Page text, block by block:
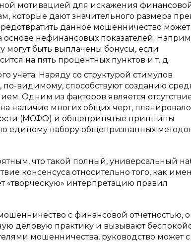
мотивацией для искажения
которые дают значительного размера
данное мошенничество может
основе нефинансовых показателей.
быть выплачены бонусы, если
на пять процентных пунктов и т. д.
учета. Наряду со структурой стимулов
по-видимому, способствуют созданию
Одним из факторов является
наличие многих общих черт,
(МСФО) и общепринятые принципы
единому набору общепризнанных
что такой полный, универсальный
консенсуса относительно того, как
«творческую» интерпретацию правил
с финансовой отчетностью,
деловую практику и вызывают
мошенничества, руководство может